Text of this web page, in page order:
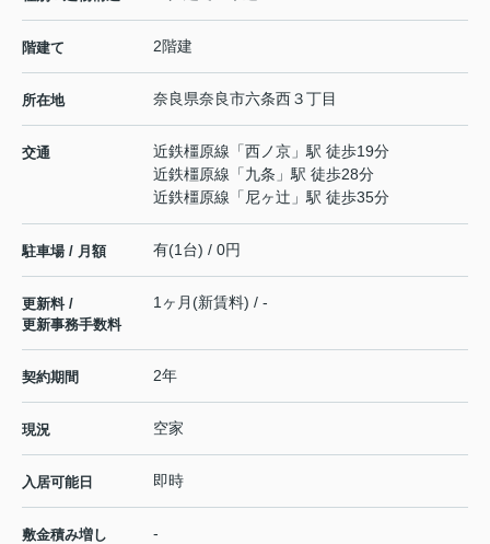
階建て 2階建
所在地 奈良県奈良市六条西３丁目
交通 近鉄橿原線 「西ノ京 」駅 徒歩19分
近鉄橿原線 「九条 」駅 徒歩28分
近鉄橿原線 「 尼ヶ辻 」駅 徒歩35分
駐車場 / 月額 有(1台) / 0円
更新料 /
更新事務手数料
1ヶ月(新賃料) / -
契約期間 2年
現況 空家
入居可能日 即時
敷金積み増し -